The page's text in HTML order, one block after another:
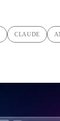
CLAUDE